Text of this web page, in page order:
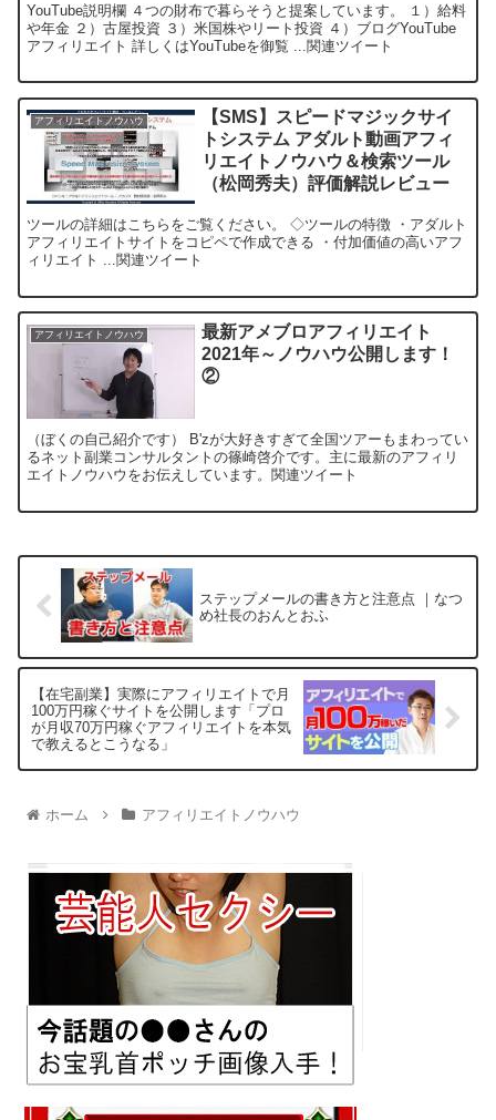
YouTube説明欄 ４つの財布で暮らそうと提案しています。 １）給料
や年金 ２）古屋投資 ３）米国株やリート投資 ４）ブログYouTube
アフィリエイト 詳しくはYouTubeを御覧 ...関連ツイート
アフィリエイトノウハウ
【SMS】スピードマジックサイ
トシステム アダルト動画アフィ
リエイトノウハウ＆検索ツール
（松岡秀夫）評価解説レビュー
ツールの詳細はこちらをご覧ください。 ◇ツールの特徴 ・アダルト
アフィリエイトサイトをコピペで作成できる ・付加価値の高いアフ
ィリエイト ...関連ツイート
アフィリエイトノウハウ
最新アメブロアフィリエイト
2021年～ノウハウ公開します！
②
（ぼくの自己紹介です） B'zが大好きすぎて全国ツアーもまわってい
るネット副業コンサルタントの篠崎啓介です。主に最新のアフィリ
エイトノウハウをお伝えしています。関連ツイート
ステップメールの書き方と注意点 ｜なつ
め社長のおんとおふ
【在宅副業】実際にアフィリエイトで月
100万円稼ぐサイトを公開します「プロ
が月収70万円稼ぐアフィリエイトを本気
で教えるとこうなる」
ホーム アフィリエイトノウハウ